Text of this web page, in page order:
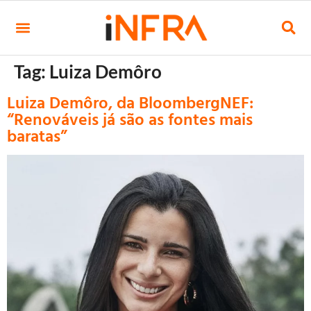
Tag: Luiza Demôro
Luiza Demôro, da BloombergNEF:
“Renováveis já são as fontes mais
baratas”